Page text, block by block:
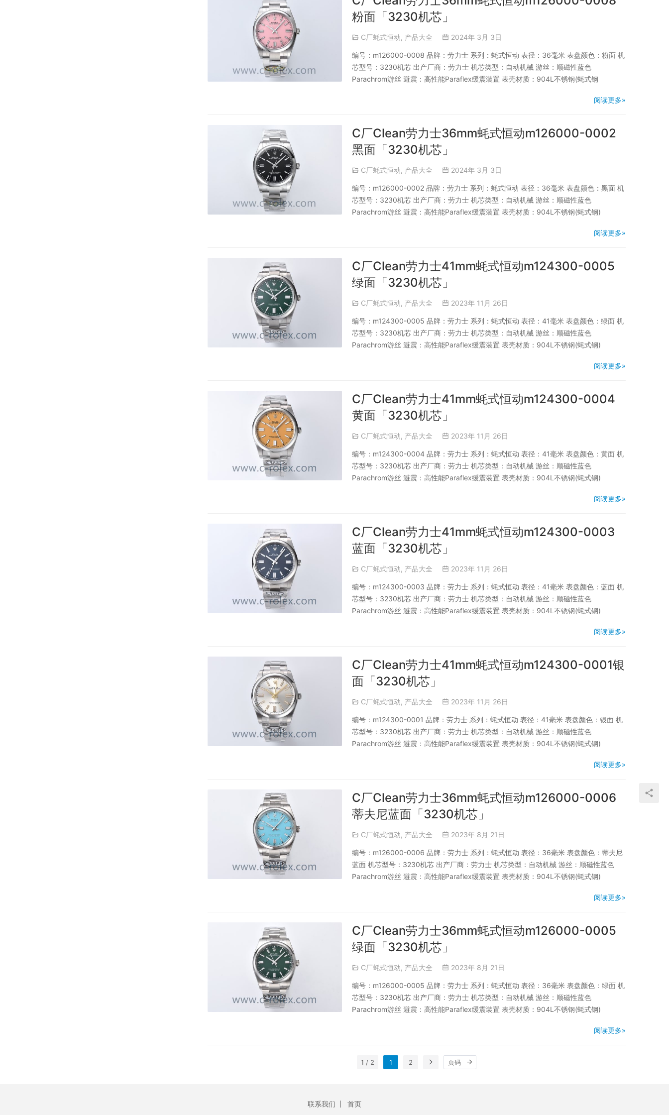
粉面「3230机芯」
C厂蚝式恒动, 产品大全 2024年 3月 3日
编号：m126000-0008 品牌：劳力士 系列：蚝式恒动 表径：36毫米 表盘颜色：粉面 机
芯型号：3230机芯 出产厂商：劳力士 机芯类型：自动机械 游丝：顺磁性蓝色
Parachrom游丝 避震：高性能Paraflex缓震装置 表壳材质：904L不锈钢(蚝式钢
阅读更多»
C厂Clean劳力士36mm蚝式恒动m126000-0002
黑面「3230机芯」
C厂蚝式恒动, 产品大全 2024年 3月 3日
编号：m126000-0002 品牌：劳力士 系列：蚝式恒动 表径：36毫米 表盘颜色：黑面 机
芯型号：3230机芯 出产厂商：劳力士 机芯类型：自动机械 游丝：顺磁性蓝色
Parachrom游丝 避震：高性能Paraflex缓震装置 表壳材质：904L不锈钢(蚝式钢)
阅读更多»
C厂Clean劳力士41mm蚝式恒动m124300-0005
绿面「3230机芯」
C厂蚝式恒动, 产品大全 2023年 11月 26日
编号：m124300-0005 品牌：劳力士 系列：蚝式恒动 表径：41毫米 表盘颜色：绿面 机
芯型号：3230机芯 出产厂商：劳力士 机芯类型：自动机械 游丝：顺磁性蓝色
Parachrom游丝 避震：高性能Paraflex缓震装置 表壳材质：904L不锈钢(蚝式钢)
阅读更多»
C厂Clean劳力士41mm蚝式恒动m124300-0004
黄面「3230机芯」
C厂蚝式恒动, 产品大全 2023年 11月 26日
编号：m124300-0004 品牌：劳力士 系列：蚝式恒动 表径：41毫米 表盘颜色：黄面 机
芯型号：3230机芯 出产厂商：劳力士 机芯类型：自动机械 游丝：顺磁性蓝色
Parachrom游丝 避震：高性能Paraflex缓震装置 表壳材质：904L不锈钢(蚝式钢)
阅读更多»
C厂Clean劳力士41mm蚝式恒动m124300-0003
蓝面「3230机芯」
C厂蚝式恒动, 产品大全 2023年 11月 26日
编号：m124300-0003 品牌：劳力士 系列：蚝式恒动 表径：41毫米 表盘颜色：蓝面 机
芯型号：3230机芯 出产厂商：劳力士 机芯类型：自动机械 游丝：顺磁性蓝色
Parachrom游丝 避震：高性能Paraflex缓震装置 表壳材质：904L不锈钢(蚝式钢)
阅读更多»
C厂Clean劳力士41mm蚝式恒动m124300-0001银
面「3230机芯」
C厂蚝式恒动, 产品大全 2023年 11月 26日
编号：m124300-0001 品牌：劳力士 系列：蚝式恒动 表径：41毫米 表盘颜色：银面 机
芯型号：3230机芯 出产厂商：劳力士 机芯类型：自动机械 游丝：顺磁性蓝色
Parachrom游丝 避震：高性能Paraflex缓震装置 表壳材质：904L不锈钢(蚝式钢)
阅读更多»
C厂Clean劳力士36mm蚝式恒动m126000-0006
蒂夫尼蓝面「3230机芯」
C厂蚝式恒动, 产品大全 2023年 8月 21日
编号：m126000-0006 品牌：劳力士 系列：蚝式恒动 表径：36毫米 表盘颜色：蒂夫尼
蓝面 机芯型号：3230机芯 出产厂商：劳力士 机芯类型：自动机械 游丝：顺磁性蓝色
Parachrom游丝 避震：高性能Paraflex缓震装置 表壳材质：904L不锈钢(蚝式钢)
阅读更多»
C厂Clean劳力士36mm蚝式恒动m126000-0005
绿面「3230机芯」
C厂蚝式恒动, 产品大全 2023年 8月 21日
编号：m126000-0005 品牌：劳力士 系列：蚝式恒动 表径：36毫米 表盘颜色：绿面 机
芯型号：3230机芯 出产厂商：劳力士 机芯类型：自动机械 游丝：顺磁性蓝色
Parachrom游丝 避震：高性能Paraflex缓震装置 表壳材质：904L不锈钢(蚝式钢)
阅读更多»
1 / 2 1 2
联系我们 首页